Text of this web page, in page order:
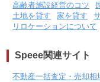
高齢者施設経営のコツ
土地を貸す
家を貸す
リロケーションについて
Speee関連サイト
不動産一括査定・売却相